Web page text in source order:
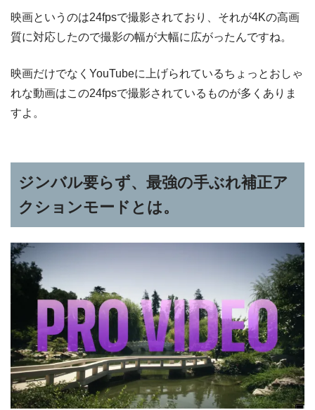
映画というのは24fpsで撮影されており、それが4Kの高画
質に対応したので撮影の幅が大幅に広がったんですね。
映画だけでなくYouTubeに上げられているちょっとおしゃ
れな動画はこの24fpsで撮影されているものが多くありま
すよ。
ジンバル要らず、最強の手ぶれ補正ア
クションモードとは。